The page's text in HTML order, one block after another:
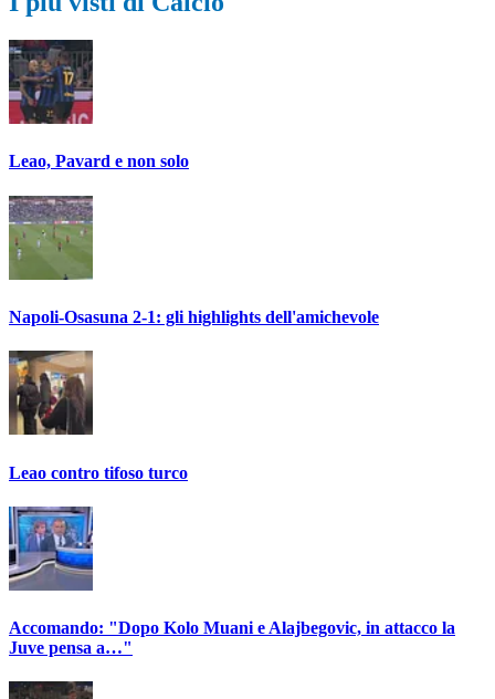
Leao, Pavard e non solo
Napoli-Osasuna 2-1: gli highlights dell'amichevole
Leao contro tifoso turco
Accomando: "Dopo Kolo Muani e Alajbegovic, in attacco la
Juve pensa a…"